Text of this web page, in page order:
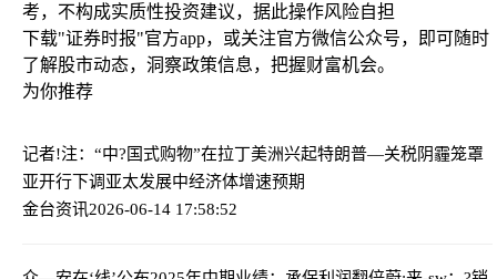
考，不构成实质性投资建议，据此操作风险自担
下载"证券时报"官方app，或关注官方微信公众号，即可随时
了解股市动态，洞察政策信息，把握财富机会。
为你推荐
记者!注：“中?国式购物”在拉丁美洲兴起特朗普—关税阴霾笼罩
亚开行下调亚太发展中经济体增速预期
金台资讯2026-06-14 17:58:52